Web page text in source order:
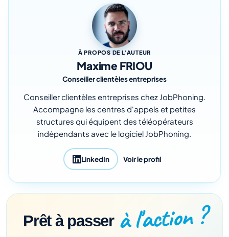
À PROPOS DE L'AUTEUR
Maxime FRIOU
Conseiller clientèles entreprises
Conseiller clientèles entreprises chez JobPhoning.
Accompagne les centres d'appels et petites
structures qui équipent des téléopérateurs
indépendants avec le logiciel JobPhoning.
LinkedIn Voir le profil
Prêt à passer à l'action ?